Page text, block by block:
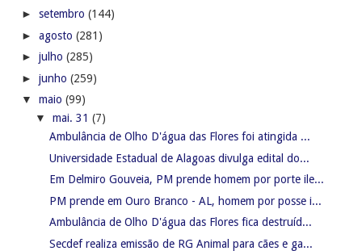
► setembro (144)
► agosto (281)
► julho (285)
► junho (259)
▼ maio (99)
▼ mai. 31 (7)
Ambulância de Olho D'água das Flores foi atingida ...
Universidade Estadual de Alagoas divulga edital do...
Em Delmiro Gouveia, PM prende homem por porte ile...
PM prende em Ouro Branco - AL, homem por posse i...
Ambulância de Olho D'água das Flores fica destruíd...
Secdef realiza emissão de RG Animal para cães e ga...